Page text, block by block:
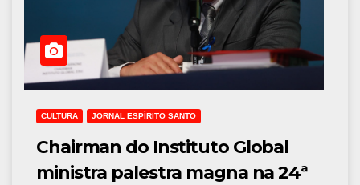
CULTURA JORNAL ESPÍRITO SANTO
Chairman do Instituto Global
ministra palestra magna na 24ª